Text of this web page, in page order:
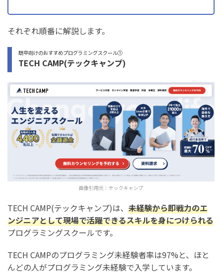
それぞれ順番に解説します。
既卒向けのおすすめプログラミングスクール①
TECH CAMP(テックキャンプ)
画像引用元： テックキャンプ
TECH CAMP(テックキャンプ)は、 未経験から即戦力のエ
ンジニアとして現場で活躍できるスキルを身につけられる
プログラミングスクールです。
TECH CAMPのプログラミング未経験者率は97%と、ほと
んどの人がプログラミング未経験で入学しています。